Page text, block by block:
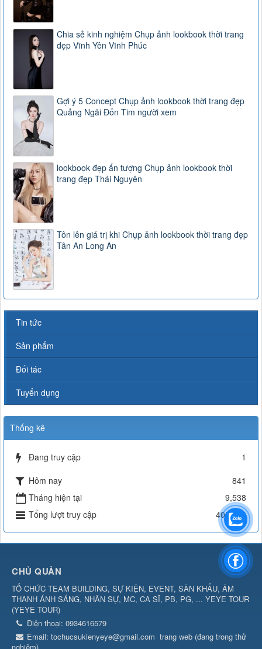
Chia sẻ kinh nghiệm Chụp ảnh lookbook thời trang
đẹp Vĩnh Yên Vĩnh Phúc
Gợi ý 5 Concept Chụp ảnh lookbook thời trang đẹp
Quảng Ngãi Đốn Tim người xem
lookbook đẹp ấn tượng Chụp ảnh lookbook thời
trang đẹp Thái Nguyên
Tôn lên giá trị khi Chụp ảnh lookbook thời trang đẹp
Tân An Long An
Tin tức
Sản phẩm
Đối tác
Tuyển dụng
Thống kê
Đang truy cập
1
Hôm nay
841
Tháng hiện tại
9,538
Tổng lượt truy cập
405,623
CHỦ QUẢN
TỔ CHỨC TEAM BUILDING, SỰ KIỆN, EVENT, SÂN KHẤU, ÂM
THANH ÁNH SÁNG, NHÂN SỰ, MC, CA SĨ, PB, PG, ... YEYE TOUR
(YEYE TOUR)
Điện thoại: 0934616579
Email: tochucsukienyeye@gmail.com trang web (đang trong thử
nghiệm)